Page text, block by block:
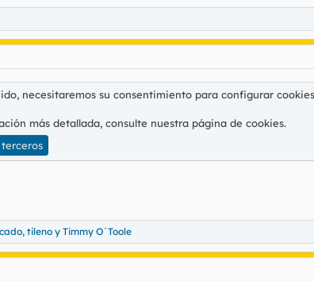
necesitaremos su consentimiento para configurar cookies
más detallada, consulte nuestra página de cookies.
, tileno y Timmy O´Toole